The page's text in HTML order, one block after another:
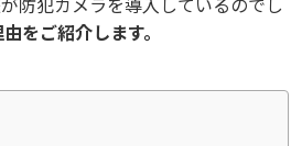
をご紹介します。